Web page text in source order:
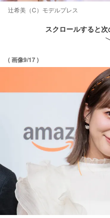
辻希美（C）モデルプレス
スクロールすると
( 画像9/17 )